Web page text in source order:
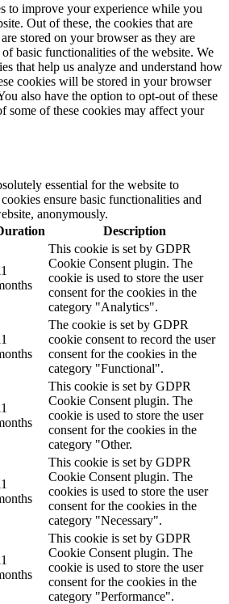
to improve your experience while you
Out of these, the cookies that are
stored on your browser as they are
basic functionalities of the website. We
that help us analyze and understand how
cookies will be stored in your browser
also have the option to opt-out of these
some of these cookies may affect your
essential for the website to
ensure basic functionalities and
anonymously.
Description
This cookie is set by GDPR
Cookie Consent plugin. The
cookie is used to store the user
consent for the cookies in the
category "Analytics".
The cookie is set by GDPR
cookie consent to record the user
consent for the cookies in the
category "Functional".
This cookie is set by GDPR
Cookie Consent plugin. The
cookie is used to store the user
consent for the cookies in the
category "Other.
This cookie is set by GDPR
Cookie Consent plugin. The
cookies is used to store the user
consent for the cookies in the
category "Necessary".
This cookie is set by GDPR
Cookie Consent plugin. The
cookie is used to store the user
consent for the cookies in the
category "Performance".